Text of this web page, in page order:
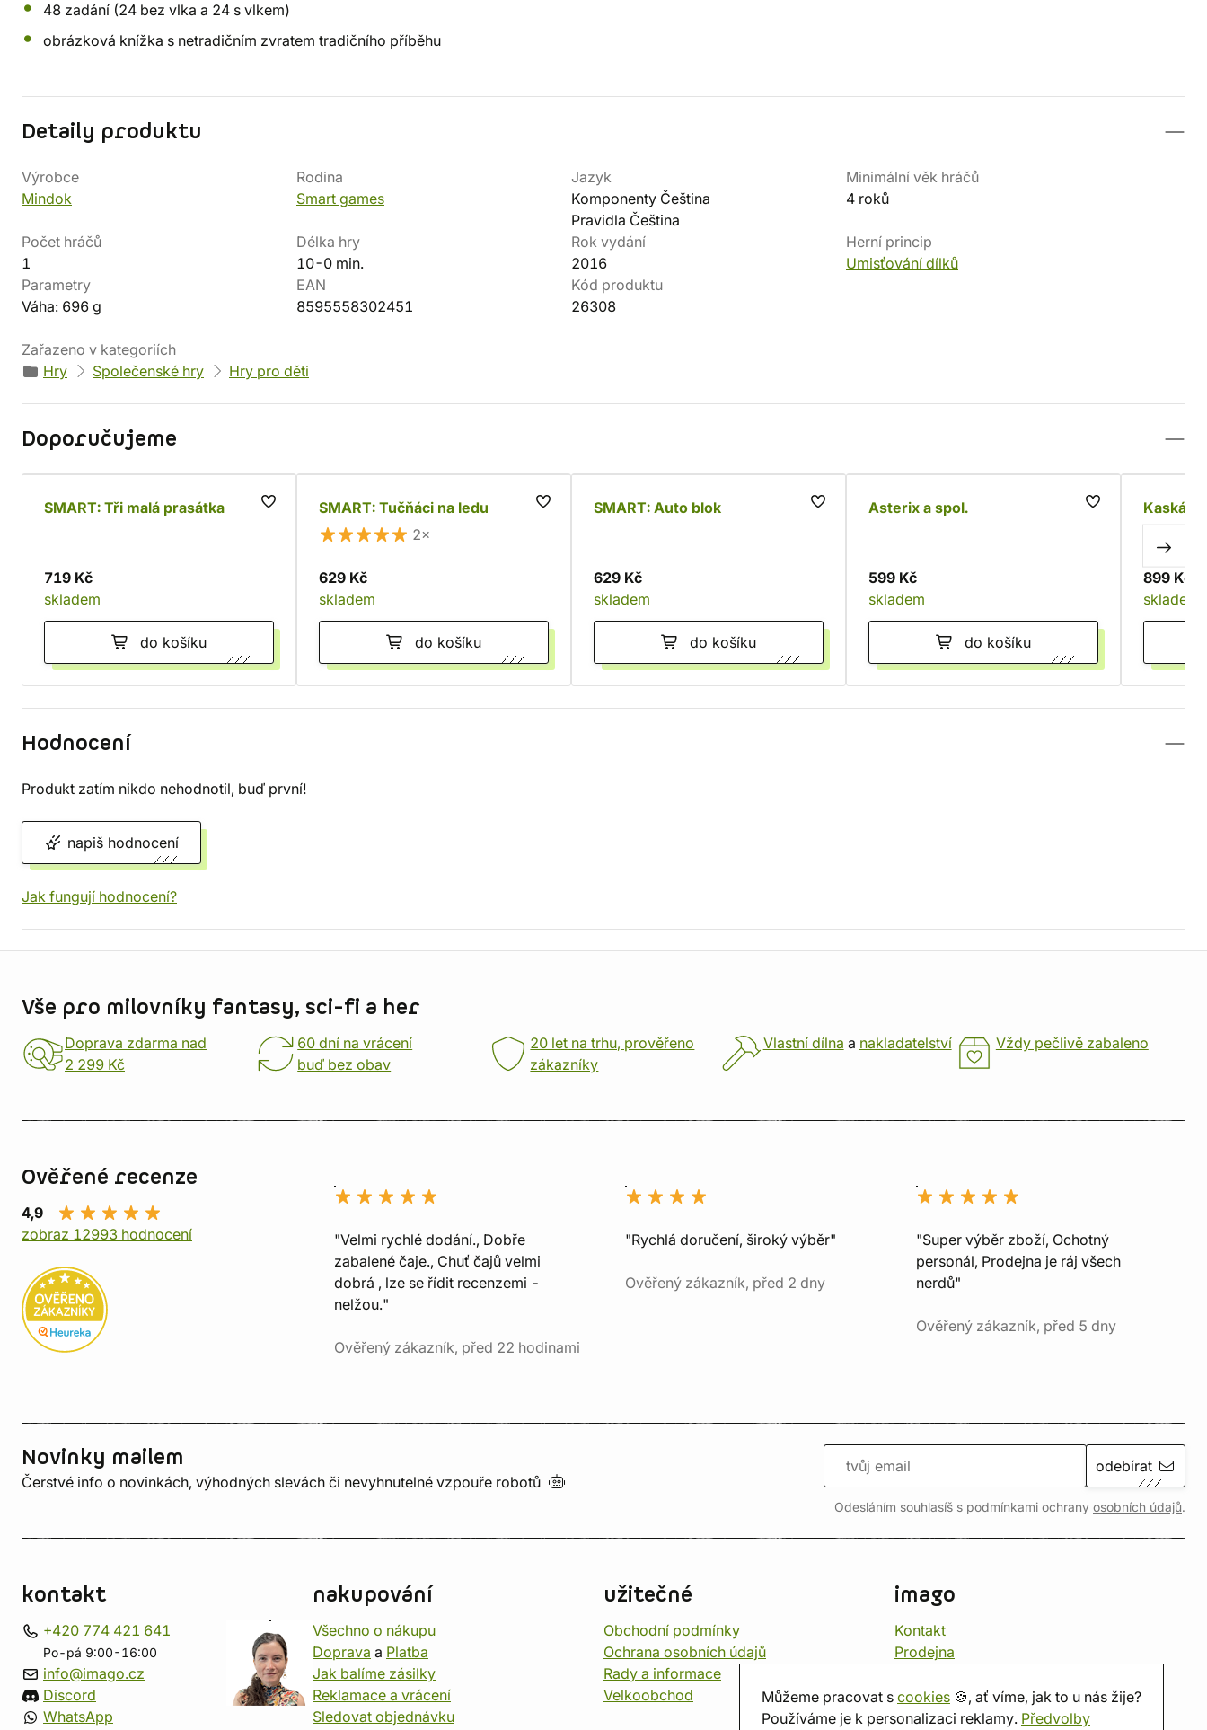
48 zadání (24 bez vlka a 24 s vlkem)
obrázková knížka s netradičním zvratem tradičního příběhu
Detaily produktu
Výrobce
Mindok
Rodina
Smart games
Jazyk
Komponenty Čeština
Pravidla Čeština
Minimální věk hráčů
4 roků
Počet hráčů
1
Délka hry
10-0 min.
Rok vydání
2016
Herní princip
Umisťování dílků
Parametry
Váha: 696 g
EAN
8595558302451
Kód produktu
26308
Zařazeno v kategoriích
Hry
Společenské hry Hry pro děti
Doporučujeme
SMART: Tři malá prasátka
719 Kč
skladem
do košíku
SMART: Tučňáci na ledu
2×
629 Kč
skladem
do košíku
SMART: Auto blok
629 Kč
skladem
do košíku
Asterix a spol.
599 Kč
skladem
do košíku
899 Kč
skladem
Hodnocení
Produkt zatím nikdo nehodnotil, buď první!
napiš hodnocení
Jak fungují hodnocení?
Můžeme pracovat s cookies 🍪, ať víme, jak to u nás žije?
Používáme je k personalizaci reklamy. Předvolby
Vše pro milovníky fantasy, sci-fi a her
Doprava zdarma nad
2 299 Kč
60 dní na vrácení
buď bez obav
20 let na trhu, prověřeno
zákazníky
Vlastní dílna a nakladatelství Vždy pečlivě zabaleno
Ověřené recenze
4,9
zobraz 12993 hodnocení
"Velmi rychlé dodání., Dobře
zabalené čaje., Chuť čajů velmi
dobrá , lze se řídit recenzemi -
nelžou."
Ověřený zákazník, před 22 hodinami
"Rychlá doručení, široký výběr"
Ověřený zákazník, před 2 dny
"Super výběr zboží, Ochotný
personál, Prodejna je ráj všech
nerdů"
Ověřený zákazník, před 5 dny
Novinky mailem
Čerstvé info o novinkách, výhodných slevách či nevyhnutelné vzpouře robotů
odebírat
Odesláním souhlasíš s podmínkami ochrany osobních údajů.
kontakt
+420 774 421 641
Po-pá 9:00-16:00
info@imago.cz
Discord
WhatsApp
nakupování
Všechno o nákupu
Doprava a Platba
Jak balíme zásilky
Reklamace a vrácení
Sledovat objednávku
užitečné
Obchodní podmínky
Ochrana osobních údajů
Rady a informace
Velkoobchod
imago
Kontakt
Prodejna
O nás
Hodnocení obchodu